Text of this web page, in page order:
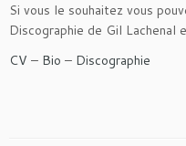
Si vous le souhaitez vous
Discographie de Gil Lachenal
CV – Bio – Discographie